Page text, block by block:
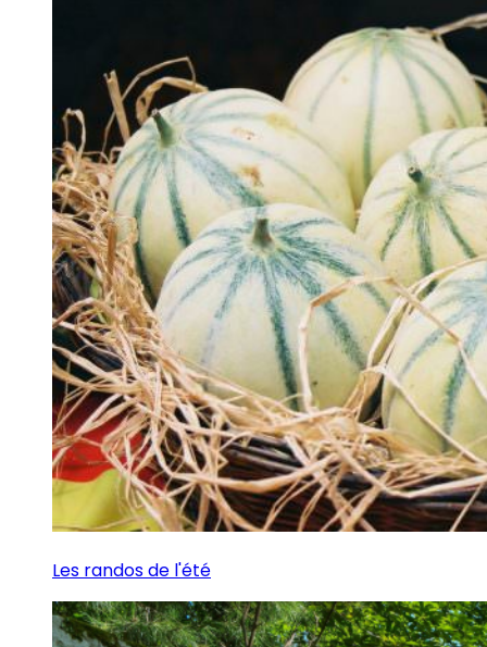
Les randos de l'été